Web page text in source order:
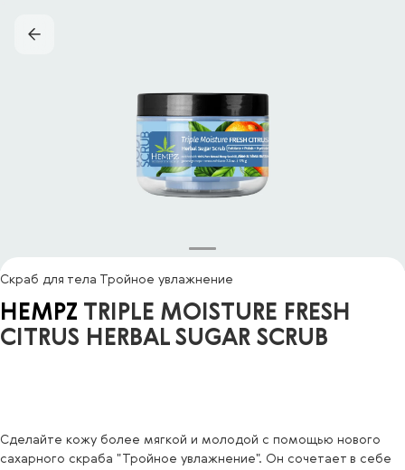
Скраб для тела Тройное увлажнение
HEMPZ TRIPLE MOISTURE FRESH
CITRUS HERBAL SUGAR SCRUB
Сделайте кожу более мягкой и молодой с помощью нового
сахарного скраба "Тройное увлажнение". Он сочетает в себе